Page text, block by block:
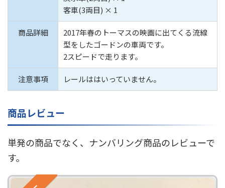
客車(3両目) × 1
商品詳細
2017年春のトーマスの映画に出てくる流線
型をしたゴードンの車両です。
2スピードで走ります。
注意事項 レールははいっていません。
商品レビュー
単発の商品でなく、ナンバリング商品のレビューで
す。